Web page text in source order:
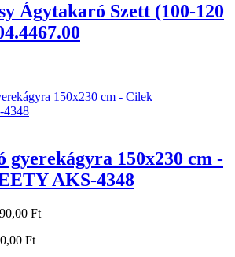
Ágytakaró Szett (100-120
gyerekágyra 150x230 cm -
AKS-4348
Ft
Ft